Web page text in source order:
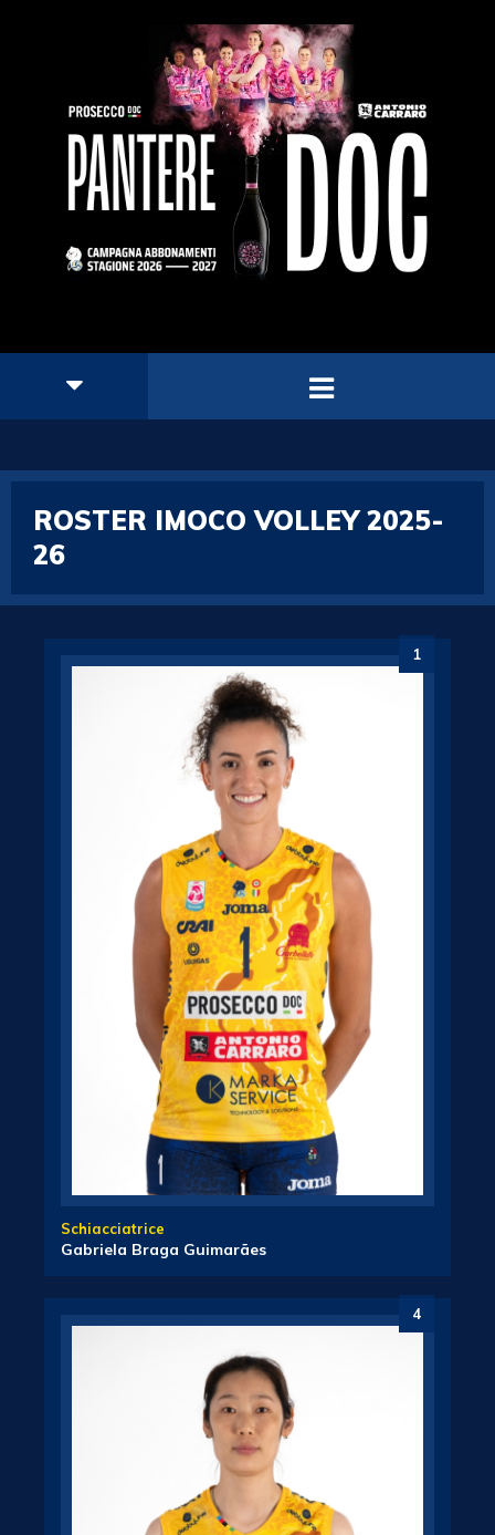
ROSTER IMOCO VOLLEY 2025-
26
1
Schiacciatrice
Gabriela Braga Guimarães
4